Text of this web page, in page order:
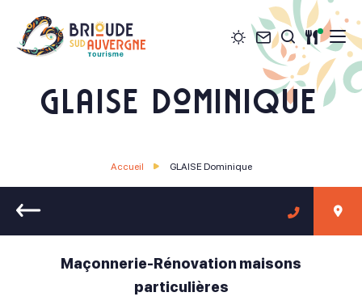
MétéoContact
Je
GLAISE Dominique
Accueil GLAISE Dominique
Retour
Maçonnerie-Rénovation maisons
particulières